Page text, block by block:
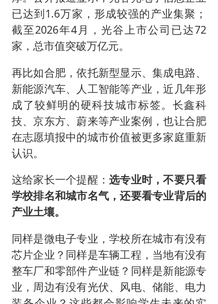
已达到1.6万家，形成较强的产业集聚；
截至2026年4月，光谷上市公司已达72
家，总市值突破万亿元。
再比如合肥，依托新型显示、集成电路、
新能源汽车、人工智能等产业，近几年形
成了较鲜明的硬科技城市标签。长鑫科
技、京东方、蔚来等产业案例，也让合肥
在志愿填报中的城市价值被更多家庭重新
认识。
这给家长一个提醒：选专业时，不要只看
学校排名和城市名气，还要看专业背后的
产业土壤。
同样是微电子专业，学校所在城市有没有
芯片企业？同样是车辆工程，当地有没有
整车厂和零部件产业链？同样是新能源专
业，周边有没有光伏、风电、储能、电力